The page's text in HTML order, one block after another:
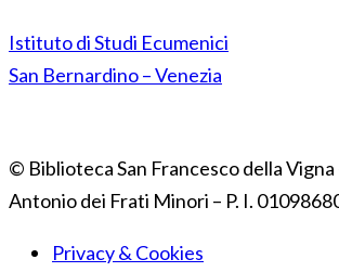
Istituto di Studi Ecumenici
San Bernardino – Venezia
© Biblioteca San Francesco della Vigna
Antonio dei Frati Minori – P. I.
Privacy & Cookies